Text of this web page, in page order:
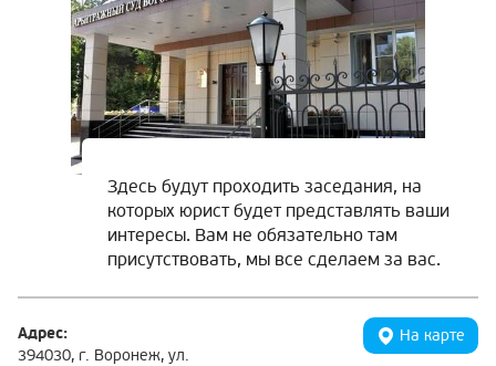
Здесь будут проходить заседания, на
которых юрист будет представлять ваши
интересы. Вам не обязательно там
присутствовать, мы все сделаем за вас.
Адрес:
394030, г. Воронеж, ул.
На карте